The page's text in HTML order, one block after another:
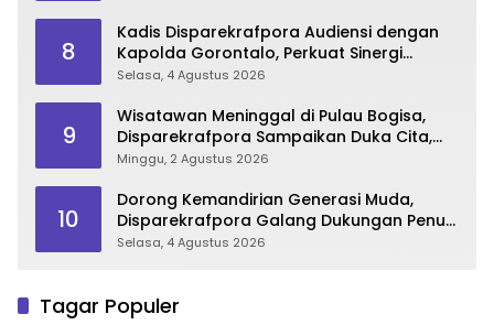
8
Kadis Disparekrafpora Audiensi dengan
Kapolda Gorontalo, Perkuat Sinergi
Sukseskan Gorontalo Karnaval Karawo
Selasa, 4 Agustus 2026
9
Wisatawan Meninggal di Pulau Bogisa,
Disparekrafpora Sampaikan Duka Cita,
Imbau Utamakan Keselamatan
Minggu, 2 Agustus 2026
10
Dorong Kemandirian Generasi Muda,
Disparekrafpora Galang Dukungan Penuh
Para Aleg Deprov
Selasa, 4 Agustus 2026
Tagar Populer